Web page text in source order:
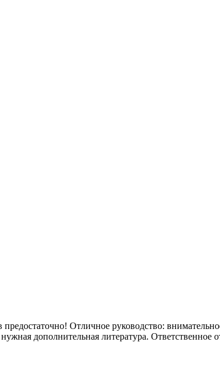
Отличное руководство:
дополнительная литература. Ответственное